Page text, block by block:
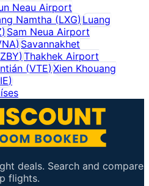
Neau Airport
Namtha (LXG)Luang
) Sam Neua Airport
) Savannakhet
ZBY)Thakhek Airport
(VTE) Xien Khouang
)
deals. Search and compare
flights.